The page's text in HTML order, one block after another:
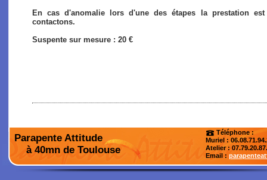
En cas d'anomalie lors d'une des étapes la prestation
contactons.
Suspente sur mesure : 20 €
Parapente Attitude
à 40mn de Toulouse
Téléphone :
Muriel :
Atelier:
Email :